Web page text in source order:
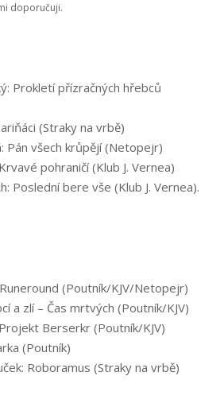
doporučuji.
Prokletí přízračných hřebců
(Straky na vrbě)
Pán všech krůpějí (Netopejr)
pohraničí (Klub J. Vernea)
Poslední bere vše (Klub J. Vernea).
(Poutník/KJV/Ne­topejr)
a zlí – Čas mrtvých (Poutník/KJV)
Berserkr (Poutník/KJV)
(Poutník)
Roboramus (Straky na vrbě)